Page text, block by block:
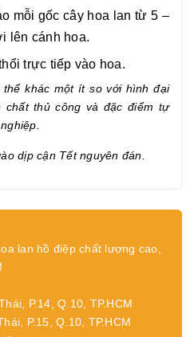
mỗi gốc cây hoa lan từ 5 –
lên cánh hoa.
trực tiếp vào hoa.
khác một ít so với hình đại
chất thủ công và đặc điểm tự
dịp cận Tết nguyên đán.
lan hồ điệp chất lượng cao,
P.14, Q.10, TP.HCM
P.15, Q.10, TP.HCM